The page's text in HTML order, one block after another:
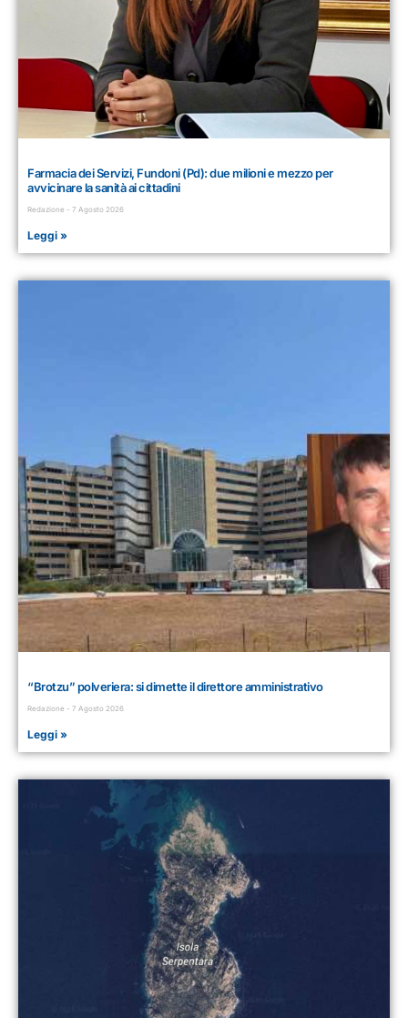
Farmacia dei Servizi, Fundoni (Pd): due milioni e mezzo per
avvicinare la sanità ai cittadini
Redazione 7 Agosto 2026
Leggi »
“Brotzu” polveriera: si dimette il direttore amministrativo
Redazione 7 Agosto 2026
Leggi »